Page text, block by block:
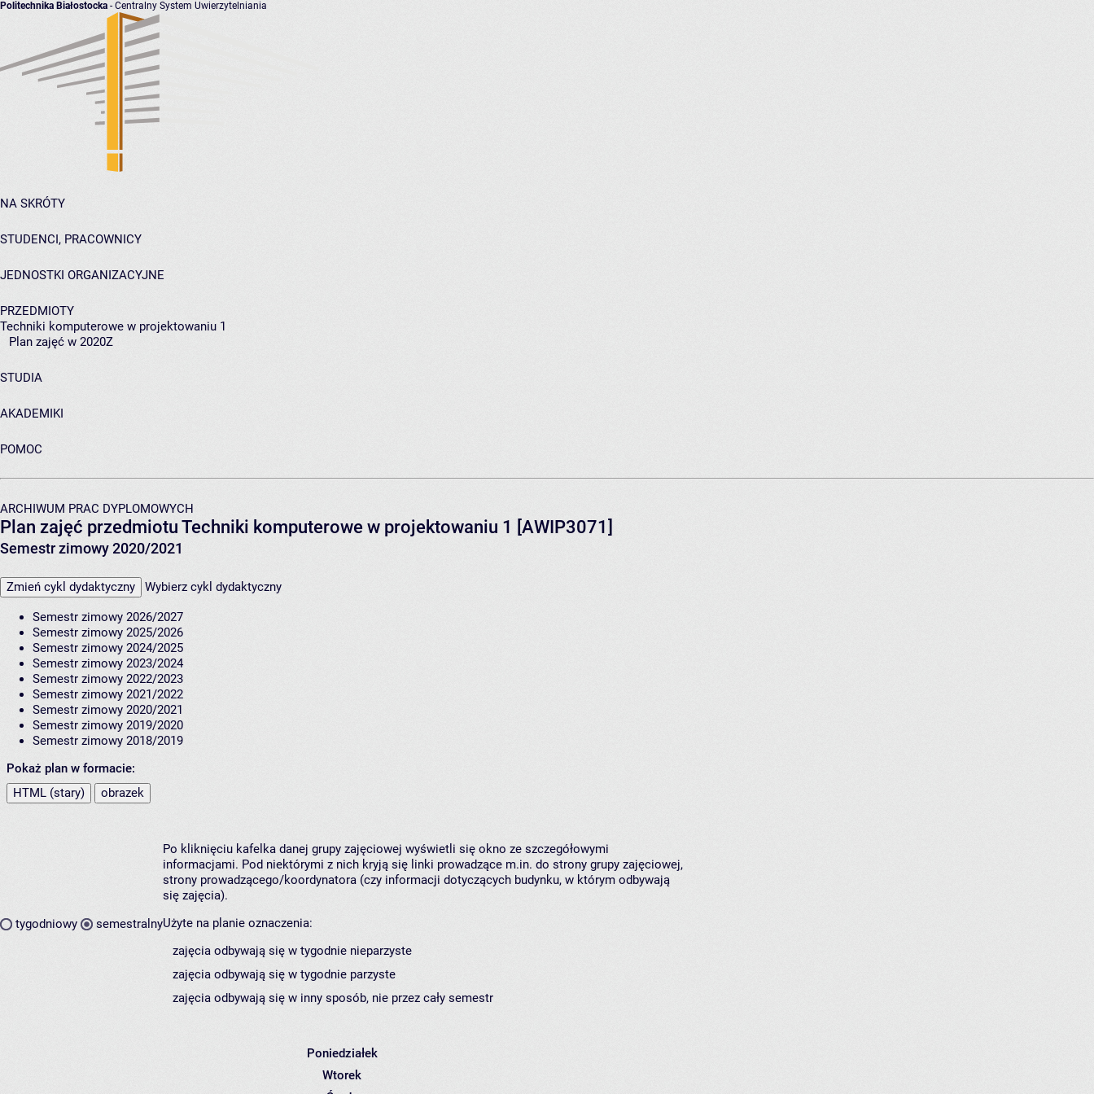
Politechnika Białostocka - Centralny System Uwierzytelniania
NA SKRÓTY
STUDENCI, PRACOWNICY
JEDNOSTKI ORGANIZACYJNE
PRZEDMIOTY
Techniki komputerowe w projektowaniu 1
Plan zajęć w 2020Z
STUDIA
AKADEMIKI
POMOC
ARCHIWUM PRAC DYPLOMOWYCH
Plan zajęć przedmiotu Techniki komputerowe w projektowaniu 1 [AWIP3071]
Semestr zimowy 2020/2021
Zmień cykl dydaktyczny Wybierz cykl dydaktyczny
Semestr zimowy 2026/2027
Semestr zimowy 2025/2026
Semestr zimowy 2024/2025
Semestr zimowy 2023/2024
Semestr zimowy 2022/2023
Semestr zimowy 2021/2022
Semestr zimowy 2020/2021
Semestr zimowy 2019/2020
Semestr zimowy 2018/2019
Pokaż plan w formacie:
HTML (stary)
obrazek
tygodniowy semestralny
Po kliknięciu kafelka danej grupy zajęciowej wyświetli się okno ze szczegółowymi
informacjami. Pod niektórymi z nich kryją się linki prowadzące m.in. do strony grupy zajęciowej,
strony prowadzącego/koordynatora (czy informacji dotyczących budynku, w którym odbywają
się zajęcia).
Użyte na planie oznaczenia:
zajęcia odbywają się w tygodnie nieparzyste
zajęcia odbywają się w tygodnie parzyste
zajęcia odbywają się w inny sposób, nie przez cały semestr
Poniedziałek
Wtorek